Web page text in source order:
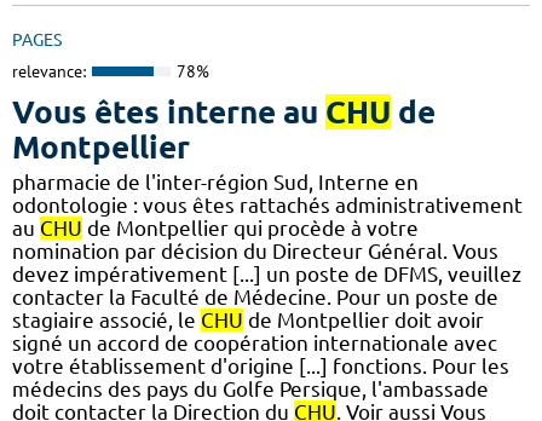
PAGES
relevance: 78%
Vous êtes interne au CHU de
Montpellier
pharmacie de l'inter-région Sud, Interne en
odontologie : vous êtes rattachés administrativement
au CHU de Montpellier qui procède à votre
nomination par décision du Directeur Général. Vous
devez impérativement [...] un poste de DFMS, veuillez
contacter la Faculté de Médecine. Pour un poste de
stagiaire associé, le CHU de Montpellier doit avoir
signé un accord de coopération internationale avec
votre établissement d'origine [...] fonctions. Pour les
médecins des pays du Golfe Persique, l'ambassade
doit contacter la Direction du CHU . Voir aussi Vous